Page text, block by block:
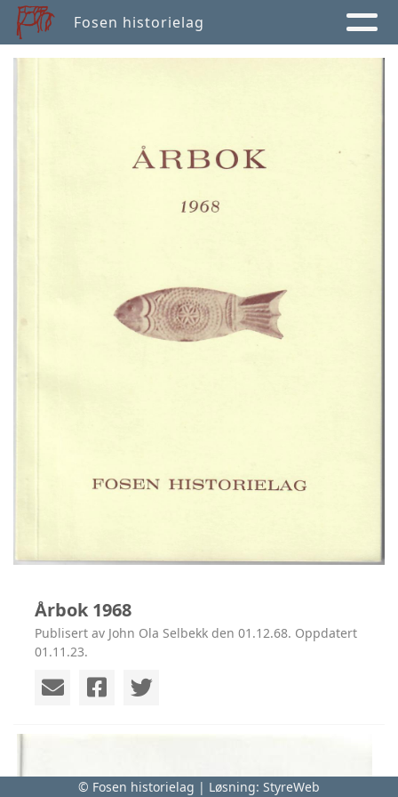
Fosen historielag
Årbok 1968
Publisert av John Ola Selbekk den 01.12.68. Oppdatert
01.11.23.
© Fosen historielag | Løsning: StyreWeb